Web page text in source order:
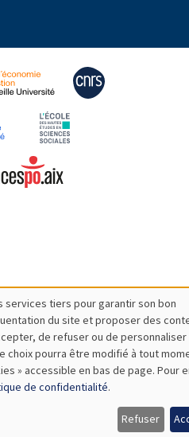
tiers pour garantir son bon
du site et proposer des
de refuser ou de personnaliser
choix pourra être modifié à tout
» accessible en bas de page. Pour
de confidentialité.
Refuser